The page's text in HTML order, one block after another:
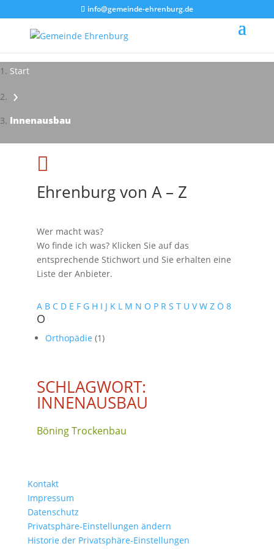
info@gemeinde-ehrenburg.de
Start
›
Innenausbau
Impressionen - Mareike Kranz

Ehrenburg von A – Z
Wer macht was?
Wo finde ich was? Klicken Sie auf das
entsprechende Stichwort und Sie erhalten eine
Liste der Anbieter.
A B C D E F G H I J K L M N O P R S T U V W Z Ö 8
O
Orthopädie (1)
SCHLAGWORT:
INNENAUSBAU
Böning Trockenbau
Kontakt
Impressum
Datenschutz
Privatsphäre-Einstellungen ändern
Historie der Privatsphäre-Einstellungen